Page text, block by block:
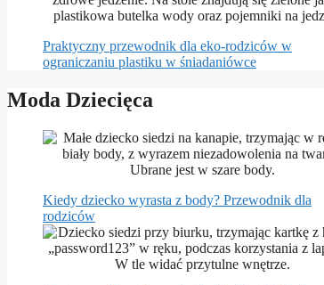
Praktyczny przewodnik dla eko-rodziców w
ograniczaniu plastiku w śniadaniówce
Moda Dziecięca
Kiedy dziecko wyrasta z body? Przewodnik dla
rodziców